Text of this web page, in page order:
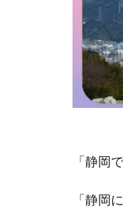
「静岡
「静岡